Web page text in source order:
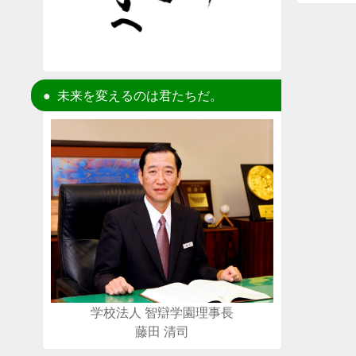
未来を変えるのは君たちだ。
学校法人 智辯学園理事長
藤田 清司